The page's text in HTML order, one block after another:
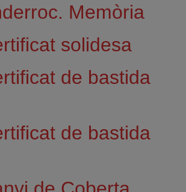
Memòria
solidesa
de bastida
de bastida